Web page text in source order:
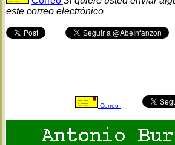
este correo electrónico
Correo